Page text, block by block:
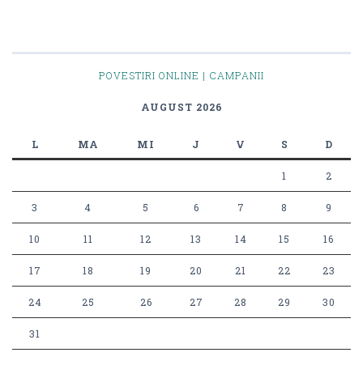
POVESTIRI ONLINE | CAMPANII
AUGUST 2026
L MA MI J V S D
1 2
3 4 5 6 7 8 9
10 11 12 13 14 15 16
17 18 19 20 21 22 23
24 25 26 27 28 29 30
31